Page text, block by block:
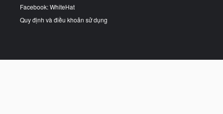
Facebook: WhiteHat
Quy định và điều khoản sử dụng